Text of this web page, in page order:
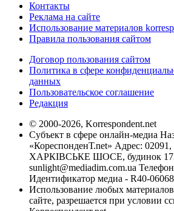
Контакты
Реклама на сайте
Использование материалов
Правила пользования сайтом
Договор пользования сайтом
Политика в сфере
данных
Пользовательское соглашение
Редакция
© 2000-2026, Korrespondent.net
Субъект в сфере онлайн-медиа
«КореспонденТ.net» Адрес: 02091,
ХАРКІВСЬКЕ ШОСЕ, будинок
sunlight@mediadim.com.ua
Идентификатор медиа - R40-06068
Использование любых
сайте, разрешается при условии